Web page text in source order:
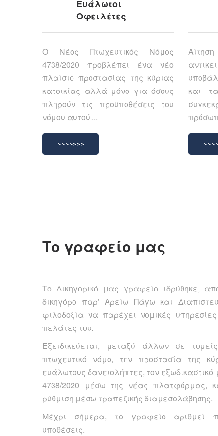
Ευάλωτοι
Οφειλέτες
Ο Νέος Πτωχευτικός Νόμος
4738/2020 προβλέπει ένα νέο
πλαίσιο προστασίας της κύριας
κατοικίας αλλά μόνο για όσους
πληρούν τις προϋποθέσεις του
νόμου αυτού....
>>>>>>>
και
Το γραφείο μας
Το Δικηγορικό μας γραφείο ιδρύθηκε,
δικηγόρο παρ’ Αρείω Πάγω και
φιλοδοξία να παρέχει νομικές
πελάτες του.
Εξειδικεύεται, μεταξύ άλλων σε
πτωχευτικό νόμο, την προστασία της
ευάλωτους δανειολήπτες, τον
4738/2020 μέσω της νέας πλατφόρμας,
ρύθμιση μέσω τραπεζικής διαμεσολάβησης.
Μέχρι σήμερα, το γραφείο αριθμεί
υποθέσεις.